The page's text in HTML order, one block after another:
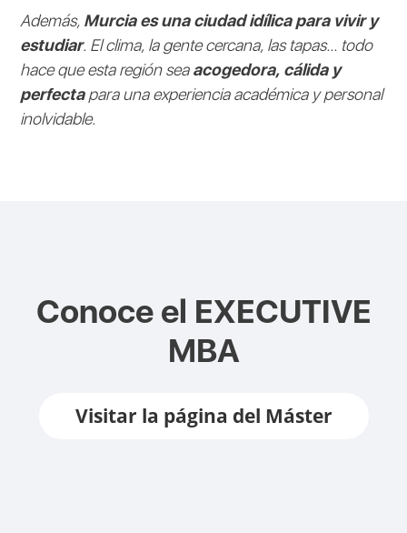
Además, Murcia es una ciudad idílica para vivir y
estudiar. El clima, la gente cercana, las tapas... todo
hace que esta región seaacogedora, cálida y
perfectapara una experiencia académica y personal
inolvidable.
Conoce el EXECUTIVE
MBA
Visitar la página del Máster